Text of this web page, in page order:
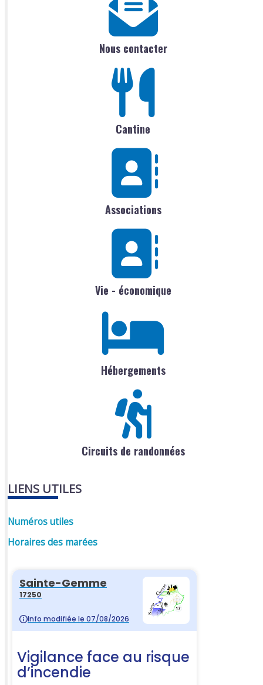
Nous contacter
Cantine
Associations
Vie - économique
Hébergements
Circuits de randonnées
LIENS UTILES
Numéros utiles
Horaires des marées